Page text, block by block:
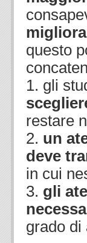
questo
1. gli
restare
2. un
deve
in cui
3. gli
grado di